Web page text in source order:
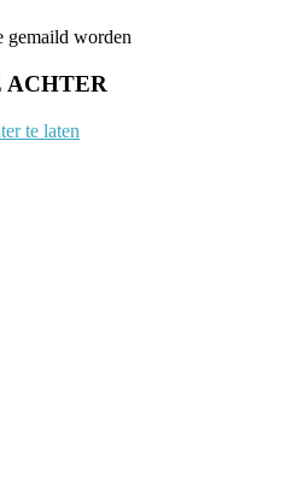
gemaild worden
ACHTER
te laten